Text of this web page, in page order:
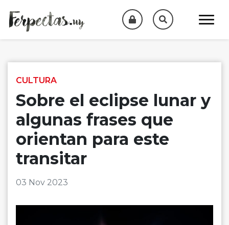
CULTURA
Sobre el eclipse lunar y
algunas frases que
orientan para este
transitar
03 Nov 2023